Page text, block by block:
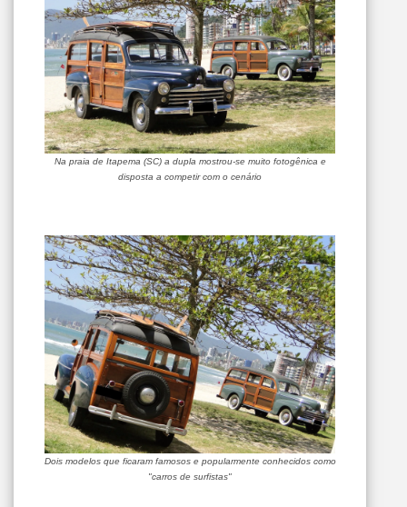
Na praia de Itapema (SC) a dupla mostrou-se muito fotogênica e
disposta a competir com o cenário
Dois modelos que ficaram famosos e popularmente conhecidos como
"carros de surfistas"